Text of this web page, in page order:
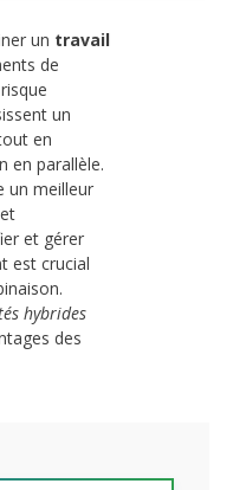
un travail
de
un
en
en parallèle.
un meilleur
et gérer
est crucial
hybrides
des